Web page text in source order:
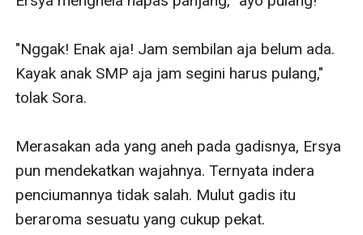
"Nggak! Enak aja! Jam sembilan aja belum ada.
Kayak anak SMP aja jam segini harus pulang,"
tolak Sora.
Merasakan ada yang aneh pada gadisnya, Ersya
pun mendekatkan wajahnya. Ternyata indera
penciumannya tidak salah. Mulut gadis itu
beraroma sesuatu yang cukup pekat.